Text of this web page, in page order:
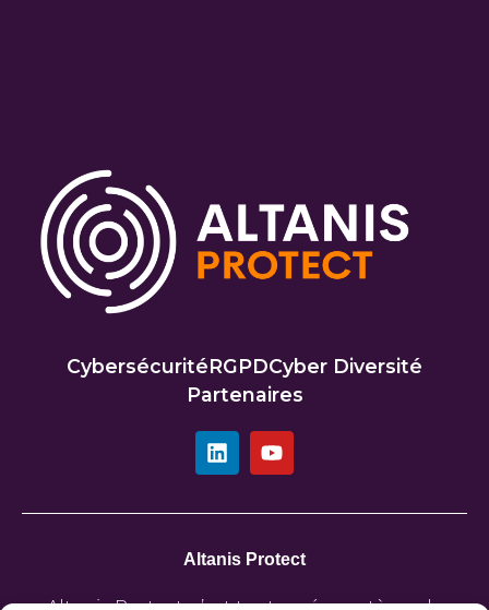
CybersécuritéRGPDCyber Diversité
Partenaires
Altanis Protect